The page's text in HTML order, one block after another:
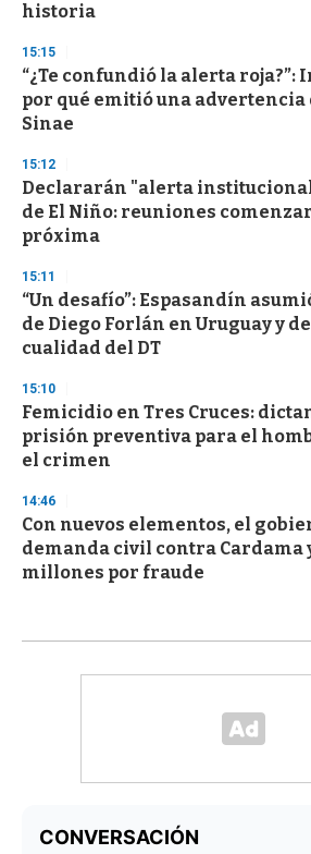
historia
15:15
“¿Te confundió la alerta roja?”:
por qué emitió una advertencia
Sinae
15:12
Declararán "alerta
de El Niño: reuniones
próxima
15:11
“Un desafío”: Espasandín
de Diego Forlán en Uruguay y
cualidad del DT
15:10
Femicidio en Tres Cruces:
prisión preventiva para el
el crimen
14:46
Con nuevos elementos, el
demanda civil contra Cardama
millones por fraude